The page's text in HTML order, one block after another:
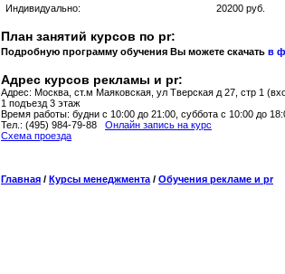
Индивидуально:
20200 руб.
План занятий курсов по pr:
Подробную программу обучения Вы можете скачать в
Адрес курсов рекламы и pr:
Адрес: Москва, ст.м Маяковская, ул Тверская д 27, стр 1
1 подъезд 3 этаж
Время работы: будни с 10:00 до 21:00, суббота с 10:00 до
Тел.: (495) 984-79-88 Онлайн запись на курс
Схема проезда
Главная / Курсы менеджмента / Обучения рекламе и pr